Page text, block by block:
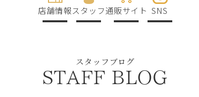
店舗情報スタッフ通販サイト SNS
スタッフブログ
STAFF BLOG